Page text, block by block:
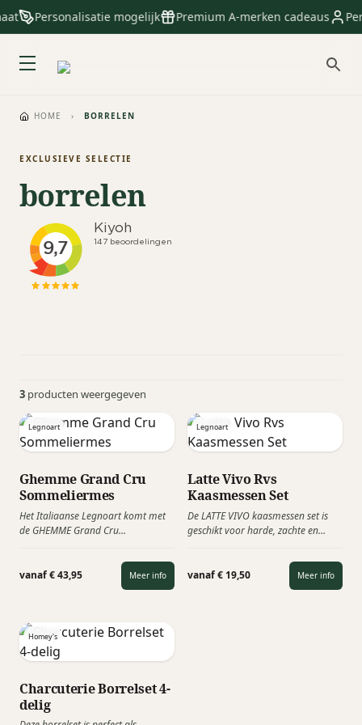
Personalisatie mogelijk Premium A-merken cadeaus
HOME › BORRELEN
EXCLUSIEVE SELECTIE
borrelen
3 producten weergegeven
Legnoart
Ghemme Grand Cru
Sommeliermes
Het Italiaanse Legnoart komt met
de GHEMME Grand Cru
professionele spiraal en een dubbel
scharnier. Het ontwerp is chique en
samen ontwikkeld samen met de
vanaf € 43,95 Meer info
Legnoart
Latte Vivo Rvs
Kaasmessen Set
De LATTE VIVO kaasmessen set is
geschikt voor harde, zachte en
Japans staal, met de hand geslepen
en voorzien van een Stamina
houten handvat. Kaasproeven
vanaf € 19,50 Meer info
Homey's
Charcuterie Borrelset 4-
delig